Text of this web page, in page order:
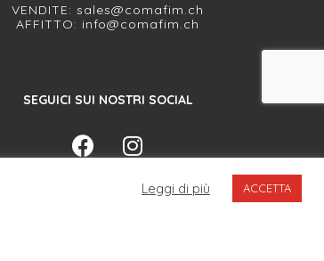
VENDITE: sales@comafim.ch
AFFITTO: info@comafim.ch
SEGUICI SUI NOSTRI SOCIAL
Leggi di più ACCETTA